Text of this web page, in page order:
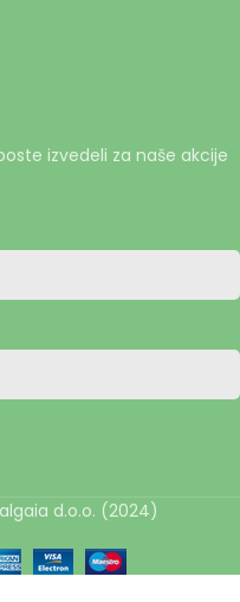
izvedeli za naše akcije
d.o.o. (2024)